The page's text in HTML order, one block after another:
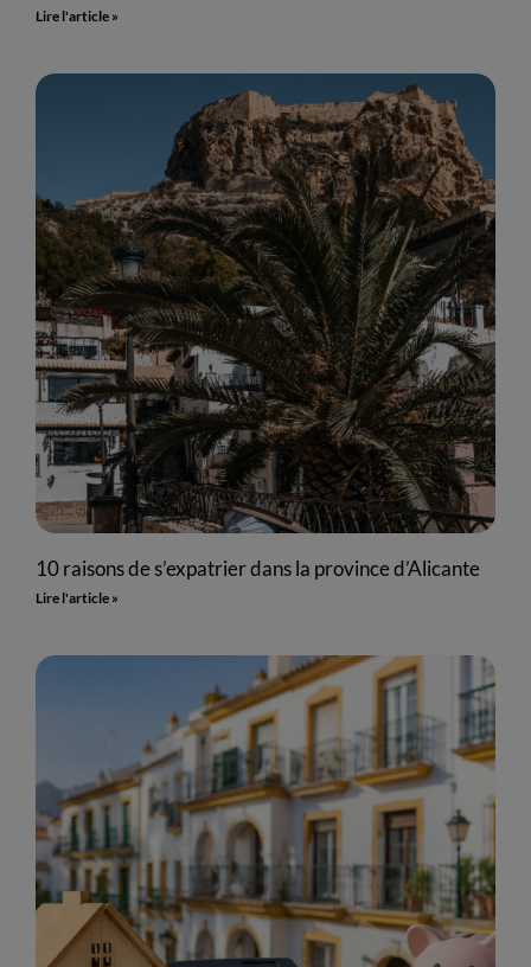
Lire l'article »
10 raisons de s’expatrier dans la province d’Alicante
Lire l'article »